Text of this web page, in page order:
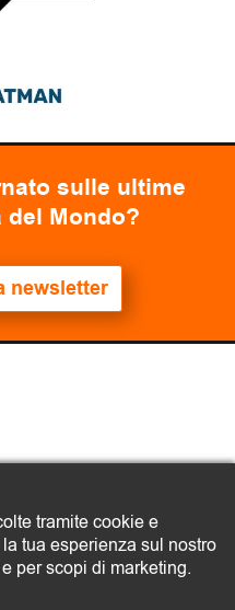
sulle ultime
Mondo?
newsletter
– ETS
tramite cookie e
tua esperienza sul nostro
per scopi di marketing.